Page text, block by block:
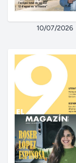
10/07/2026